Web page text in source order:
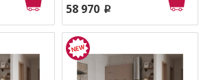
58 970 p